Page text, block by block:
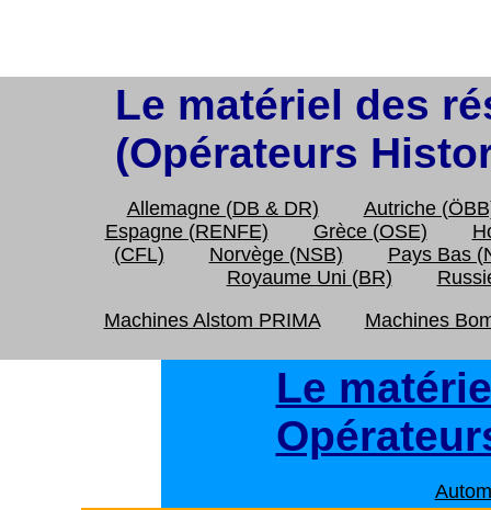
Le matériel des
(Opérateurs
Allemagne (DB & DR)
Autriche
Espagne (RENFE)
Grèce (OSE)
(CFL)
Norvège (NSB)
Pays Bas
Royaume Uni (BR)
Machines Alstom PRIMA
Machines
Le